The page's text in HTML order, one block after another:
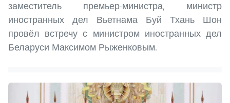
заместитель премьер-министра, министр
иностранных дел Вьетнама Буй Тхань Шон
провёл встречу с министром иностранных дел
Беларуси Максимом Рыженковым.